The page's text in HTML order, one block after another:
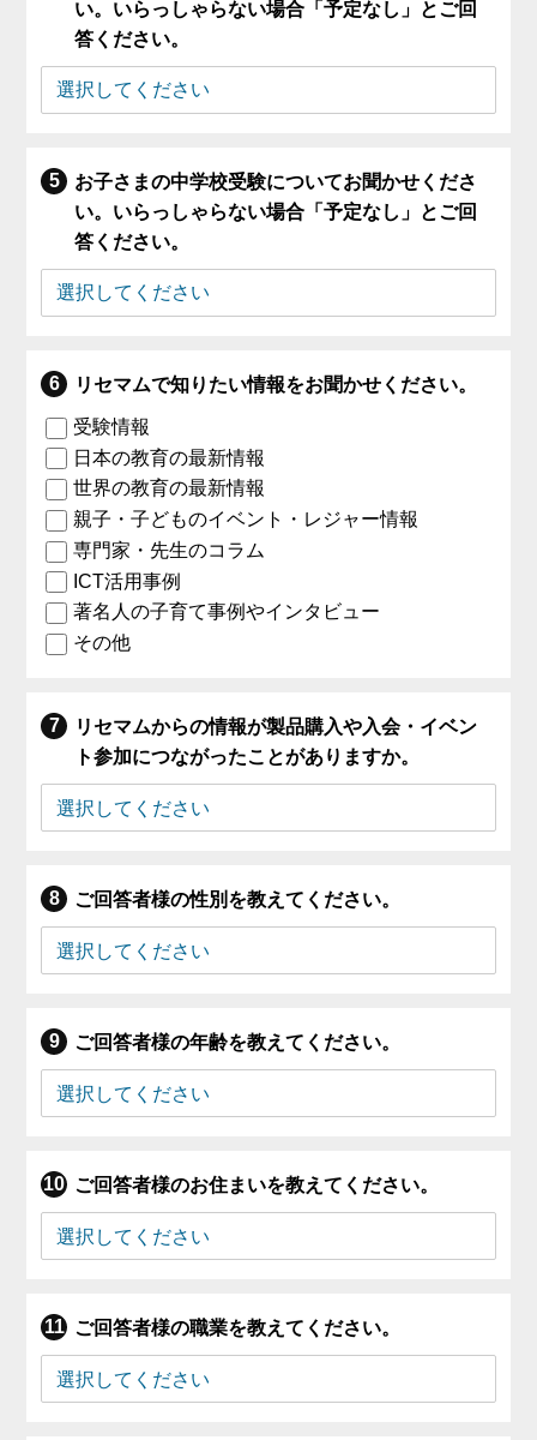
い。いらっしゃらない場合「予定なし」とご回
答ください。
お子さまの中学校受験についてお聞かせくださ
い。いらっしゃらない場合「予定なし」とご回
答ください。
リセマムで知りたい情報をお聞かせください。
受験情報
日本の教育の最新情報
世界の教育の最新情報
親子・子どものイベント・レジャー情報
専門家・先生のコラム
ICT活用事例
著名人の子育て事例やインタビュー
その他
リセマムからの情報が製品購入や入会・イベン
ト参加につながったことがありますか。
ご回答者様の性別を教えてください。
ご回答者様の年齢を教えてください。
ご回答者様のお住まいを教えてください。
ご回答者様の職業を教えてください。